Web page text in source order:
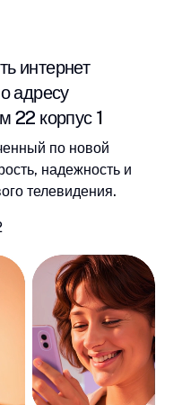
интернет
адресу
22 корпус 1
по новой
надежность и
телевидения.